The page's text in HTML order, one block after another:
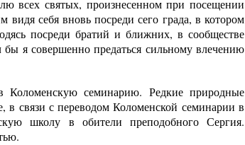
всех святых, произнесенном при посещении
себя вновь посреди сего града, в котором
посреди братий и ближних, в сообществе
я совершенно предаться сильному влечению
Коломенскую семинарию. Редкие природные
в связи с переводом Коломенской семинарии в
школу в обители преподобного Сергия.